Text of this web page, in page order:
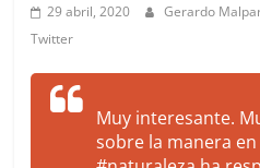
29 abril, 2020 Gerardo
Twitter
Muy interesante.
sobre la manera